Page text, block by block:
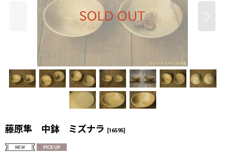
藤原隼 中鉢 ミズナラ [16595]